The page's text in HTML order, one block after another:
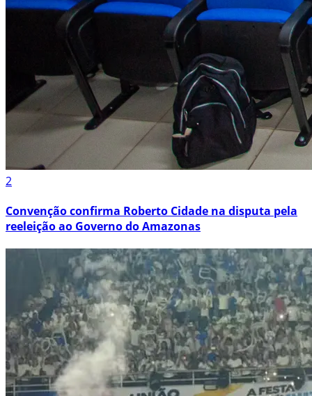
2
Convenção confirma Roberto Cidade na disputa pela
reeleição ao Governo do Amazonas